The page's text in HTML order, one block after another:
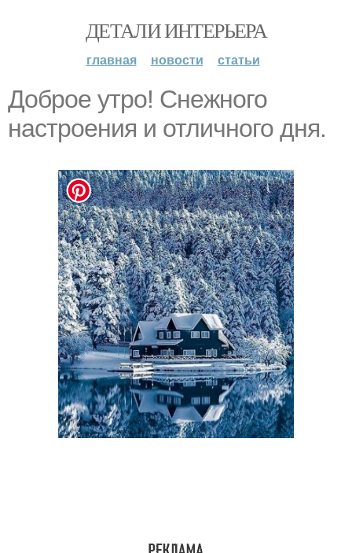
ДЕТАЛИ ИНТЕРЬЕРА
главная новости статьи
Доброе утро! Снежного
настроения и отличного дня.